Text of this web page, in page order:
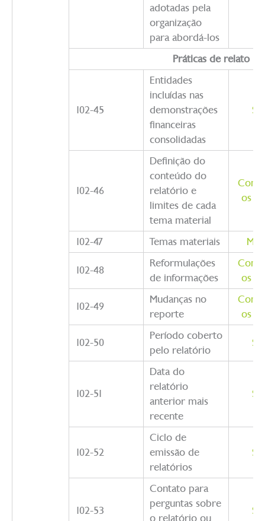
adotadas pela
organização
para abordá-los
Práticas de relato
102-45
Entidades
incluídas nas
demonstrações
financeiras
consolidadas
102-46
Definição do
conteúdo do
relatório e
limites de cada
tema material
os
102-47 Temas materiais
102-48
Reformulações
de informações
os
102-49
Mudanças no
reporte
os
102-50
Período coberto
pelo relatório
102-51
Data do
relatório
anterior mais
recente
102-52
Ciclo de
emissão de
relatórios
102-53
Contato para
perguntas sobre
o relatório ou